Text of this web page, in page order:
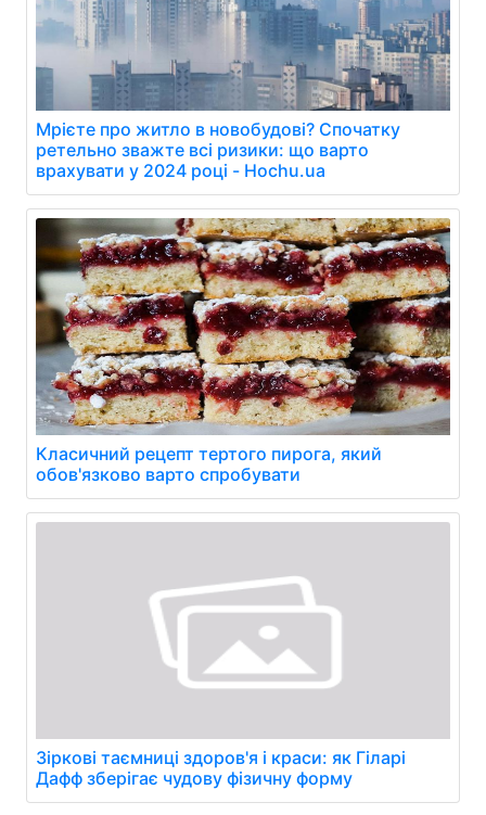
Мрієте про житло в новобудові? Спочатку
ретельно зважте всі ризики: що варто
врахувати у 2024 році - Hochu.ua
Класичний рецепт тертого пирога, який
обов'язково варто спробувати
Зіркові таємниці здоров'я і краси: як Гіларі
Дафф зберігає чудову фізичну форму